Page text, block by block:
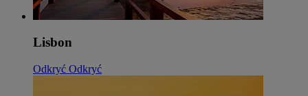
Lisbon
Odkryć Odkryć